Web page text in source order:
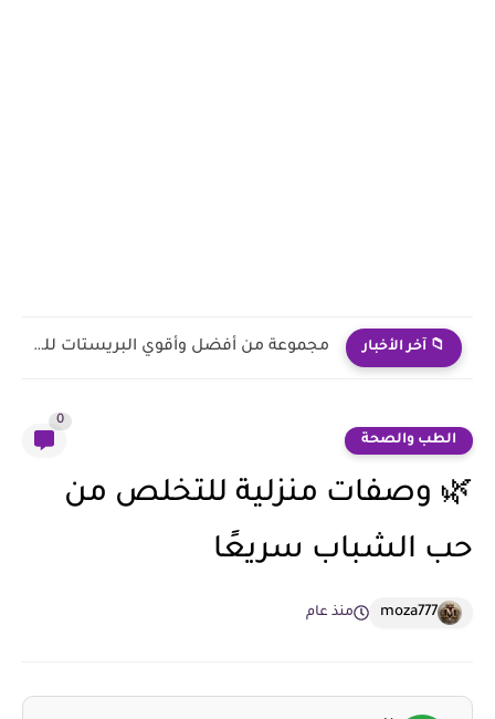
📁 آخر الأخبار فرصة تطوعية في فرنسا تنتظرك: تعرف على الشروط وطريقة التقديم
الطب والصحة
0
🌿 وصفات منزلية للتخلص من
حب الشباب سريعًا
moza777 منذ عام